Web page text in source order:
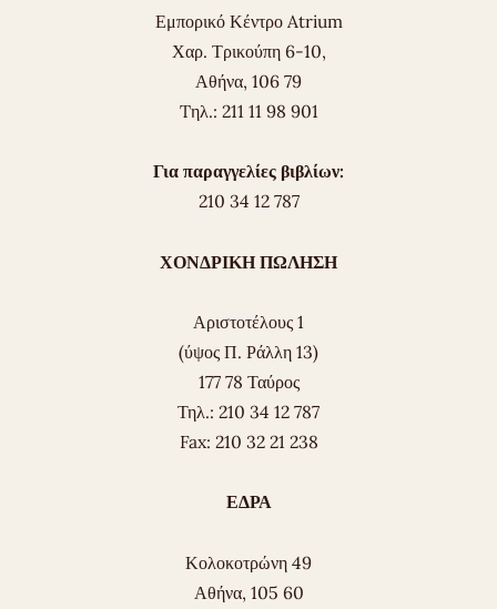
Εμπορικό Κέντρο Atrium
Χαρ. Τρικούπη 6-10,
Αθήνα, 106 79
Tηλ.: 211 11 98 901
Για παραγγελίες βιβλίων:
210 34 12 787
ΧΟΝΔΡΙΚΗ ΠΩΛΗΣΗ
Αριστοτέλους 1
(ύψος Π. Ράλλη 13)
177 78 Ταύρος
Τηλ.: 210 34 12 787
Fax: 210 32 21 238
ΕΔΡΑ
Κολοκοτρώνη 49
Αθήνα, 105 60